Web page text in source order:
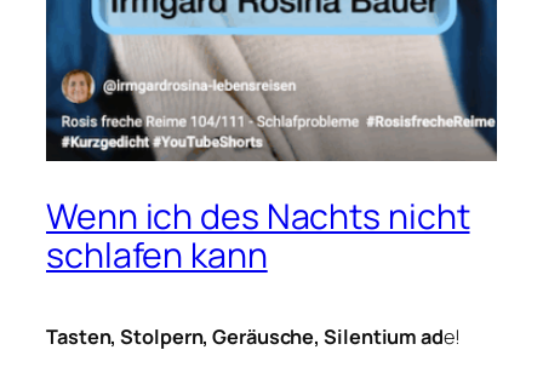
Wenn ich des Nachts nicht
schlafen kann
Tasten, Stolpern, Geräusche,Silentium ade!